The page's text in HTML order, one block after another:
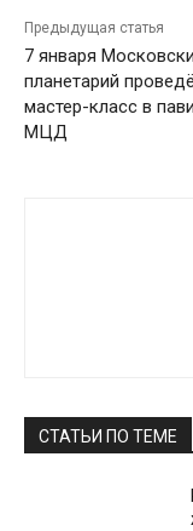
Предыдущая статья
7 января
планетарий
мастер-класс в
МЦД
СТАТЬИ ПО ТЕМЕ